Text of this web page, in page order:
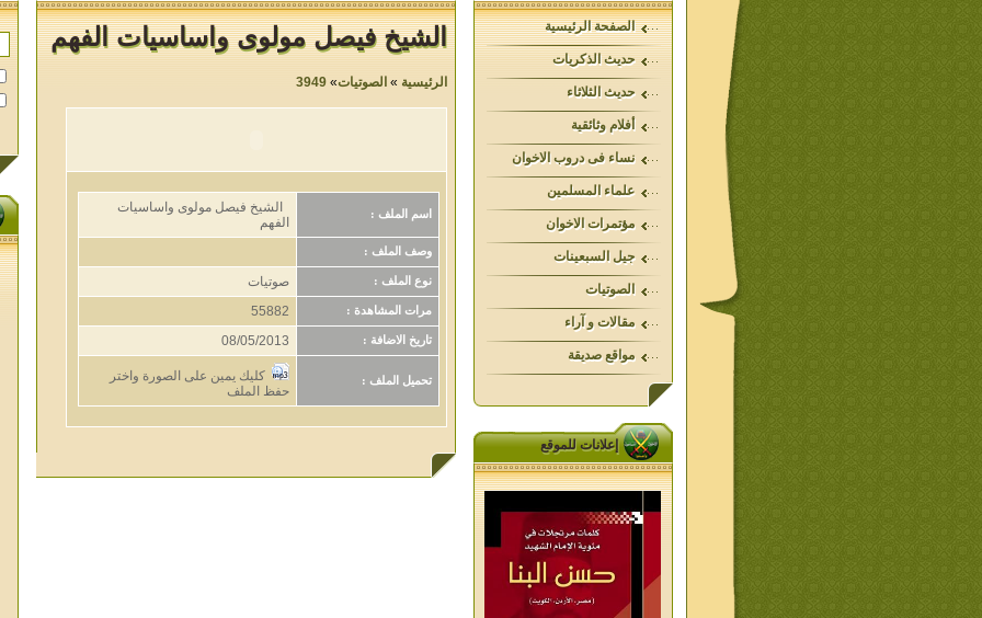
الصفحة الرئيسية
حديث الذكريات
حديث الثلاثاء
أفلام وثائقية
نساء فى دروب الاخوان
علماء المسلمين
مؤتمرات الاخوان
جيل السبعينات
الصوتيات
مقالات و آراء
مواقع صديقة
إعلانات للموقع
الشيخ فيصل مولوى واساسيات الفهم
الرئيسية » الصوتيات»
3949
اسم الملف :
الشيخ فيصل مولوى واساسيات
الفهم
وصف الملف :
نوع الملف : صوتيات
مرات المشاهدة : 55882
تاريخ الاضافة : 08/05/2013
تحميل الملف :
كليك يمين على الصورة واختر
حفظ الملف